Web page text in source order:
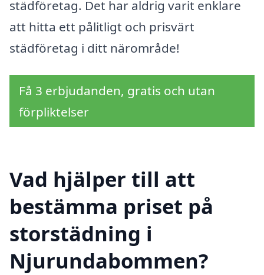
städföretag. Det har aldrig varit enklare
att hitta ett pålitligt och prisvärt
städföretag i ditt närområde!
Få 3 erbjudanden, gratis och utan
förpliktelser
Vad hjälper till att
bestämma priset på
storstädning i
Njurundabommen?